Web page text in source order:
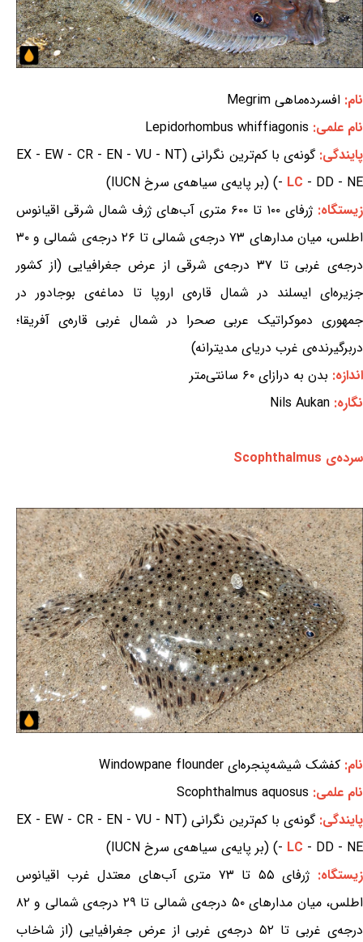
نام: افسرده‌ماهی Megrim
نام علمی: Lepidorhombus whiffiagonis
پایندگی:
گونه‌ی با کم‌ترین نگرانی (EX - EW - CR - EN - VU - NT
- LC - DD - NE) (بر پایه‌ی سیاهه‌ی سرخ IUCN)
زیستگاه:
ژرفای ۱۰۰ تا ۶۰۰ متری آب‌های ژرف شمال شرقی اقیانوس
اطلس، میان مدارهای ۷۳ درجه‌ی شمالی تا ۲۶ درجه‌ی شمالی و ۳۰
درجه‌ی غربی تا ۳۷ درجه‌ی شرقی از عرض جغرافیایی (از کشور
جزیره‌ای ایسلند در شمال قاره‌ی اروپا تا دماغه‌ی بوجادور در
جمهوری دموکراتیک عربی صحرا در شمال غربی قاره‌ی آفریقا؛
دربرگیرنده‌ی غرب دریای مدیترانه)
اندازه: بدن به درازای ۶۰ سانتی‌متر
نگاره: Nils Aukan
سرده‌ی Scophthalmus
نام: کفشک شیشه‌پنجره‌ای Windowpane flounder
نام علمی: Scophthalmus aquosus
پایندگی:
گونه‌ی با کم‌ترین نگرانی (EX - EW - CR - EN - VU - NT
- LC - DD - NE) (بر پایه‌ی سیاهه‌ی سرخ IUCN)
زیستگاه:
ژرفای ۵۵ تا ۷۳ متری آب‌های معتدل غرب اقیانوس
اطلس، میان مدارهای ۵۰ درجه‌ی شمالی تا ۲۹ درجه‌ی شمالی و ۸۲
درجه‌ی غربی تا ۵۲ درجه‌ی غربی از عرض جغرافیایی (از شاخاب